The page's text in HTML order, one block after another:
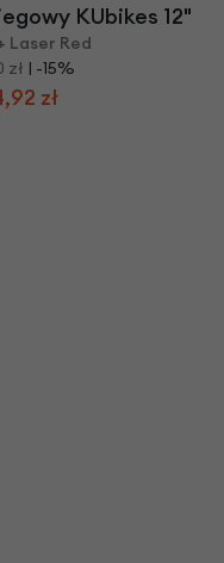
KUbikes 12"
Laser Red
zł | -15%
zł